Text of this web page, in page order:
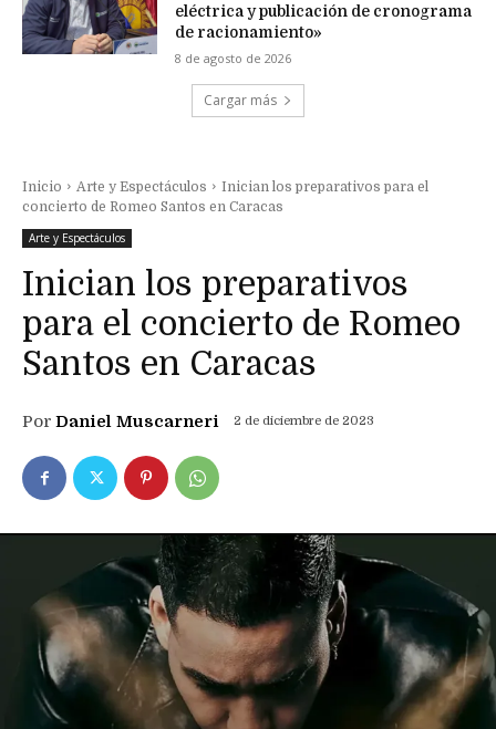
eléctrica y publicación de cronograma
de racionamiento»
8 de agosto de 2026
Cargar más